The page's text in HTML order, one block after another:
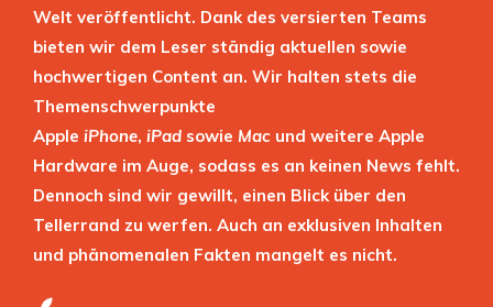
Welt veröffentlicht. Dank des versierten Teams
bieten wir dem Leser ständig aktuellen sowie
hochwertigen Content an. Wir halten stets die
Themenschwerpunkte
Apple iPhone, iPad sowie Mac und weitere Apple
Hardware im Auge, sodass es an keinen News fehlt.
Dennoch sind wir gewillt, einen Blick über den
Tellerrand zu werfen. Auch an exklusiven Inhalten
und phänomenalen Fakten mangelt es nicht.